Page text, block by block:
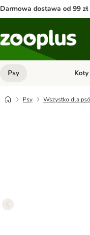
Darmowa dostawa od 99 zł
Psy Koty
Psy Wszystko dla